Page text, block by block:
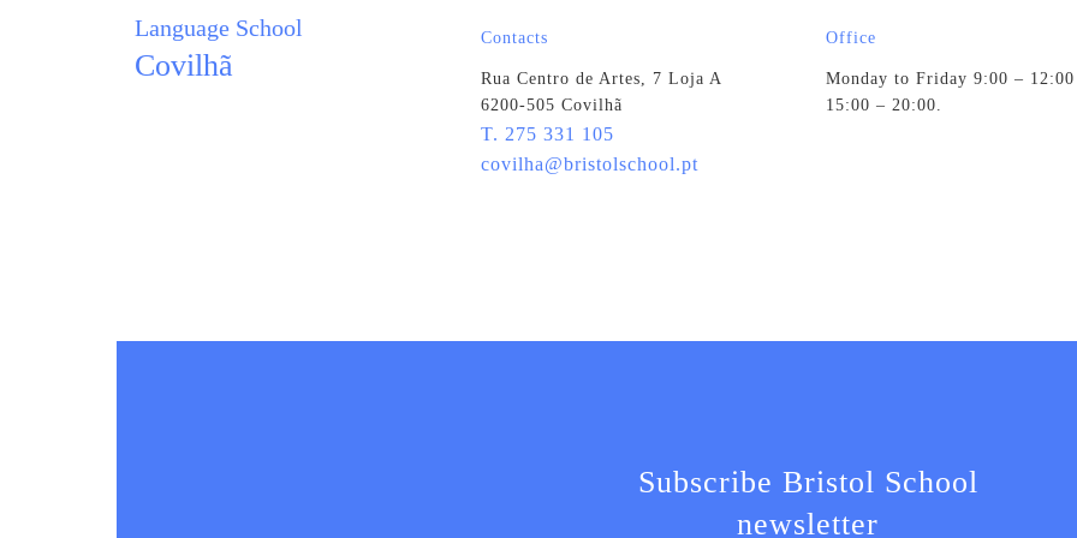
Language School
Covilhã
Contacts
Rua Centro de Artes, 7 Loja A
6200-505 Covilhã
T. 275 331 105
covilha@bristolschool.pt
Office
Monday to Friday 9:00 – 12:00
15:00 – 20:00.
Subscribe Bristol School
newsletter